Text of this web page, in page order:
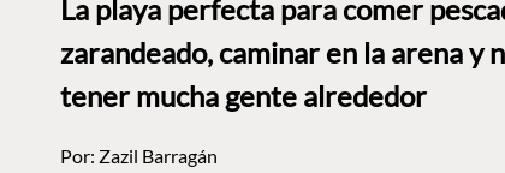
La playa perfecta para comer
zarandeado, caminar en la arena y
tener mucha gente alrededor
Por: Zazil Barragán